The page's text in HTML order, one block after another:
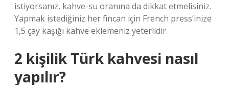
istiyorsanız, kahve-su oranına da dikkat etmelisiniz.
Yapmak istediğiniz her fincan için French press’inize
1,5 çay kaşığı kahve eklemeniz yeterlidir.
2 kişilik Türk kahvesi nasıl
yapılır?